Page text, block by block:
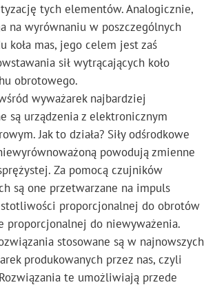
tych elementów. Analogicznie,
na wyrównaniu w poszczególnych
koła mas, jego celem jest zaś
sił wytrącających koło
obrotowego.
wyważarek najbardziej
są urządzenia z elektronicznym
Jak to działa? Siły odśrodkowe
powodują zmienne
Za pomocą czujników
są one przetwarzane na impuls
proporcjonalnej do obrotów
proporcjonalnej do niewyważenia.
stosowane są w najnowszych
produkowanych przez nas, czyli
te umożliwiają przede